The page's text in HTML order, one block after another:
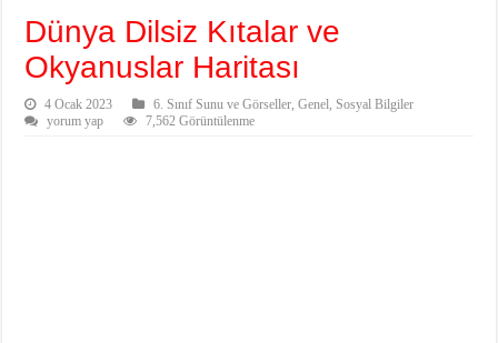
Dünya Dilsiz Kıtalar ve
Okyanuslar Haritası
4 Ocak 2023 6. Sınıf Sunu ve Görseller ,Genel Sosyal Bilgiler
yorum yap
7,562 Görüntülenme